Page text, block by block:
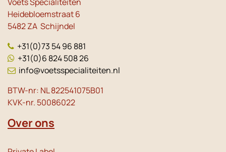
Heidebloemstraat 6
5482 ZA Schijndel
+31(0)73 54 96 881
+31(0)6 824 508 26
info@voetsspecialiteiten.nl
BTW-nr: NL 822541075B01
KVK-nr. 50086022
Over ons